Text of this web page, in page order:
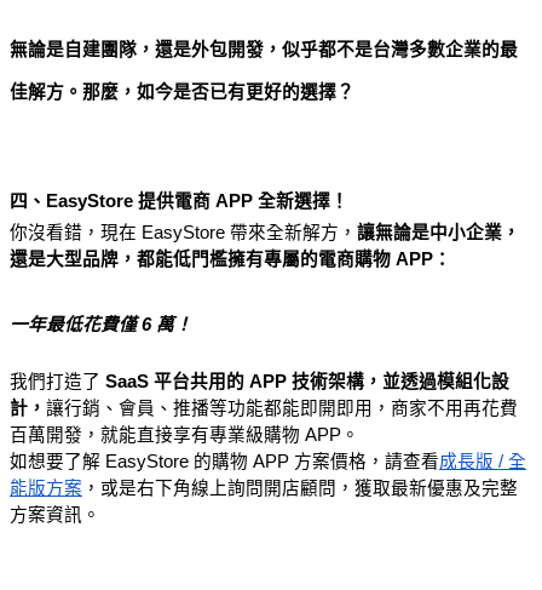
無論是自建團隊，還是外包開發，似乎都不是台灣多數企業的最
佳解方。那麼，如今是否已有更好的選擇？
四、EasyStore 提供電商 APP 全新選擇！
你沒看錯，現在 EasyStore 帶來全新解方， 讓無論是中小企業，
還是大型品牌，都能低門檻擁有專屬的電商購物 APP：
一年最低花費僅 6 萬！
我們打造了 SaaS 平台共用的 APP 技術架構，並透過模組化設
計 ， 讓行銷、會員、推播等功能都能即開即用，商家不用再花費
百萬開發，就能直接享有專業級購物 APP。
如想要了解 EasyStore 的購物 APP 方案價格，請查看成長版 / 全
能版方案 ，或是右下角線上詢問開店顧問 ，獲取最新優惠及完整
方案資訊。